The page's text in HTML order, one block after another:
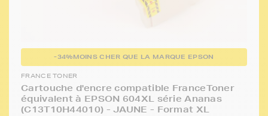
-34%MOINS CHER QUE LA MARQUE EPSON
FRANCE TONER
Cartouche d'encre compatible FranceToner
équivalent à EPSON 604XL série Ananas
(C13T10H44010) - JAUNE - Format XL